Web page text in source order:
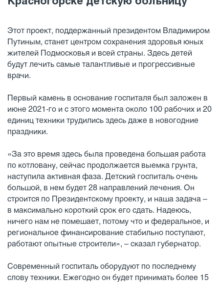
Этот проект, поддержанный президентом Владимиром
Путиным, станет центром сохранения здоровья юных
жителей Подмосковья и всей страны. Здесь детей
будут лечить самые талантливые и прогрессивные
врачи.
Первый камень в основание госпиталя был заложен в
июне 2021-го и с этого момента около 100 рабочих и 20
единиц техники трудились здесь даже в новогодние
праздники.
«За это время здесь была проведена большая работа
по котловану, сейчас продолжается выемка грунта,
наступила активная фаза. Детский госпиталь очень
большой, в нем будет 28 направлений лечения. Он
строится по Президентскому проекту, и наша задача –
в максимально короткий срок его сдать. Надеюсь,
ничего нам не помешает, потому что и федеральное, и
региональное финансирование стабильно поступают,
работают опытные строители», – сказал губернатор.
Современный госпиталь оборудуют по последнему
слову техники. Ежегодно он будет принимать более 15